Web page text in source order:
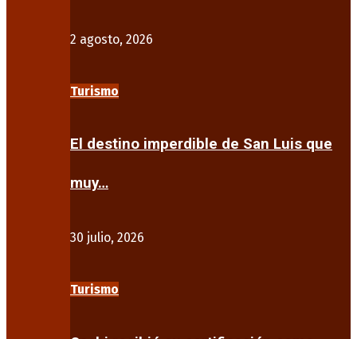
2 agosto, 2026
Turismo
El destino imperdible de San Luis que
muy…
30 julio, 2026
Turismo